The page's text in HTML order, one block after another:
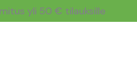
yli 50 € tilauksille